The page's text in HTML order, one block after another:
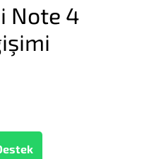
Note 4